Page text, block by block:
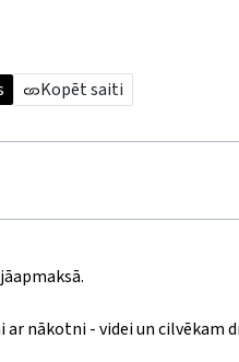
Kopēt saiti
nākotni - videi un cilvēkam